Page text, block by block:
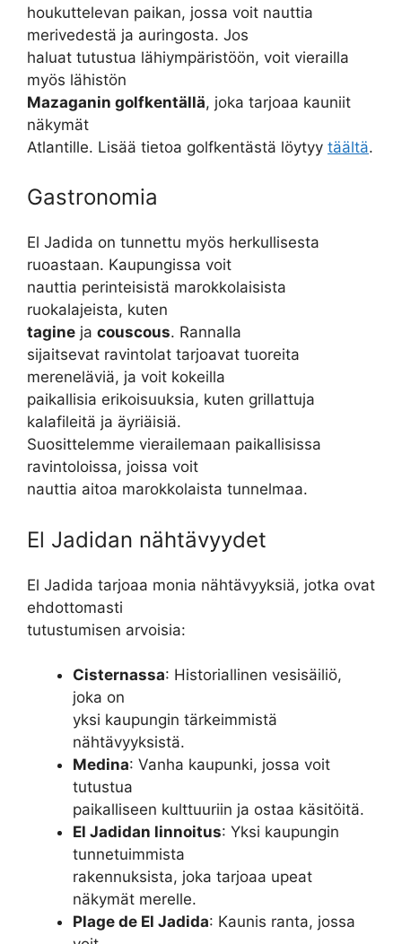
houkuttelevan paikan, jossa voit nauttia
merivedestä ja auringosta. Jos
haluat tutustua lähiympäristöön, voit vierailla
myös lähistön
Mazaganin golfkentällä, joka tarjoaa kauniit
näkymät
Atlantille. Lisää tietoa golfkentästä löytyy täältä.
Gastronomia
El Jadida on tunnettu myös herkullisesta
ruoastaan. Kaupungissa voit
nauttia perinteisistä marokkolaisista
ruokalajeista, kuten
tagine ja couscous. Rannalla
sijaitsevat ravintolat tarjoavat tuoreita
mereneläviä, ja voit kokeilla
paikallisia erikoisuuksia, kuten grillattuja
kalafileitä ja äyriäisiä.
Suosittelemme vierailemaan paikallisissa
ravintoloissa, joissa voit
nauttia aitoa marokkolaista tunnelmaa.
El Jadidan nähtävyydet
El Jadida tarjoaa monia nähtävyyksiä, jotka ovat
ehdottomasti
tutustumisen arvoisia:
Cisternassa: Historiallinen vesisäiliö,
joka on
yksi kaupungin tärkeimmistä
nähtävyyksistä.
Medina: Vanha kaupunki, jossa voit
tutustua
paikalliseen kulttuuriin ja ostaa käsitöitä.
El Jadidan linnoitus: Yksi kaupungin
tunnetuimmista
rakennuksista, joka tarjoaa upeat
näkymät merelle.
Plage de El Jadida: Kaunis ranta, jossa